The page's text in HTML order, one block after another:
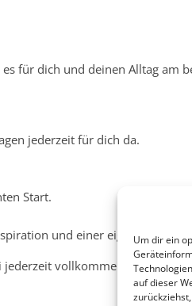
Um dir ein
auf dieser
für dich und deinen Alltag am
jederzeit für dich da.
Start.
und einer eigenen
jederzeit vollkommen frei und